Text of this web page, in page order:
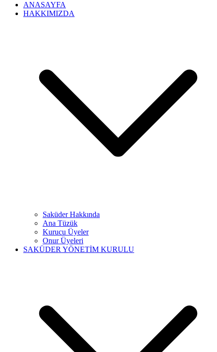
ANASAYFA
HAKKIMIZDA
Saküder Hakkında
Ana Tüzük
Kurucu Üyeler
Onur Üyeleri
SAKÜDER YÖNETİM KURULU